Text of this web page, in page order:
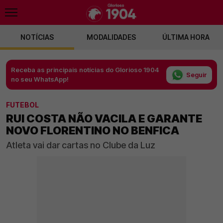
NOTÍCIAS MODALIDADES ÚLTIMA HORA
Receba as principais notícias do Glorioso 1904
no seu WhatsApp!
Seguir
FUTEBOL
RUI COSTA NÃO VACILA E GARANTE
NOVO FLORENTINO NO BENFICA
Atleta vai dar cartas no Clube da Luz